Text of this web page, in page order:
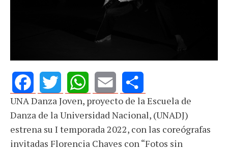
FacebookTwitterWhatsApp
Email Share
UNA Danza Joven, proyecto de la Escuela de
Danza de la Universidad Nacional, (UNADJ)
estrena su I temporada 2022, con las coreógrafas
invitadas Florencia Chaves con “Fotos sin